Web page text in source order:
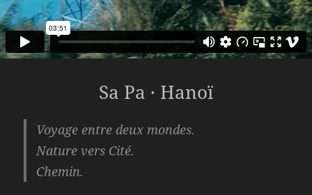
Sa Pa · Hanoï
Voyage entre deux mondes.
Nature vers Cité.
Chemin.